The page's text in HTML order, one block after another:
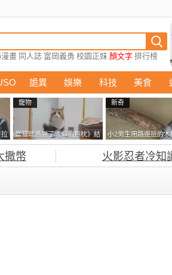
畫 同人誌 富岡義勇 校園正妹 顏文字 排行榜
詭異 娛樂 科技 美食
拉
廣
寵物
當貓咪遇到了《海豹抱枕》結
果玩了10天後，海豹一整個走
鐘笑翻網友
新奇
小2男生用路邊撿的木
頭做成了《石斧》馬
包嚇一跳怎麼會有這種
西！？
撒幣 火影忍者冷知